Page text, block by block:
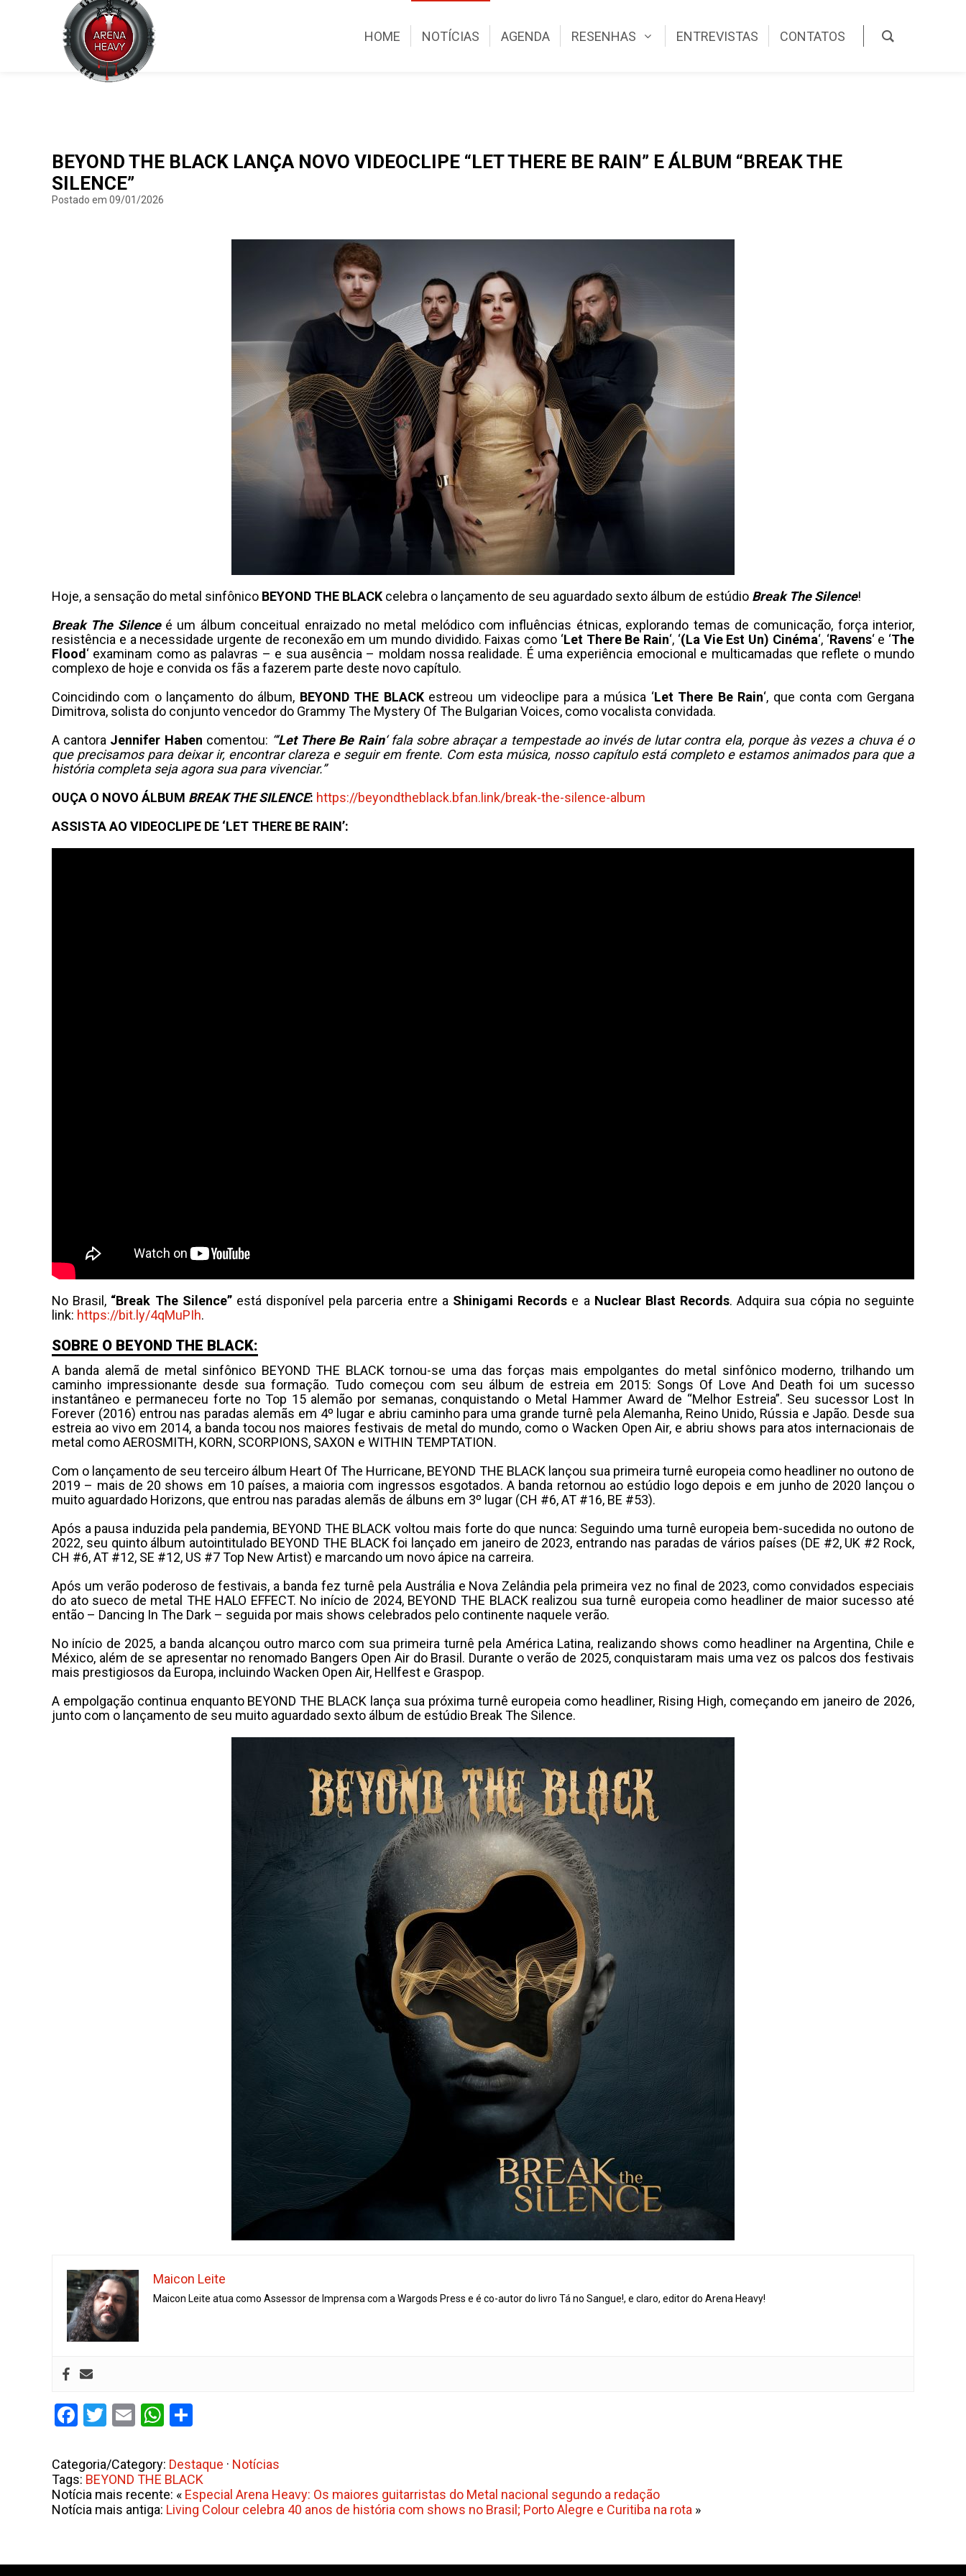
HOME NOTÍCIAS AGENDA RESENHAS ENTREVISTAS CONTATOS
BEYOND THE BLACK LANÇA NOVO VIDEOCLIPE “LET THERE BE RAIN” E ÁLBUM “BREAK THE
SILENCE”
Postado em 09/01/2026
Hoje, a sensação do metal sinfônico BEYOND THE BLACK celebra o lançamento de seu aguardado sexto álbum de estúdio Break The Silence!
Break The Silenceé um álbum conceitual enraizado no metal melódico com influências étnicas, explorando temas de comunicação, força interior,
resistência e a necessidade urgente de reconexão em um mundo dividido. Faixas como ‘Let There Be Rain‘, ‘(La Vie Est Un) Cinéma‘, ‘Ravens‘ e ‘The
Flood ‘ examinam como as palavras – e sua ausência – moldam nossa realidade. É uma experiência emocional e multicamadas que reflete o mundo
complexo de hoje e convida os fãs a fazerem parte deste novo capítulo.
Coincidindo com o lançamento do álbum, BEYOND THE BLACKestreou um videoclipe para a música ‘Let There Be Rain‘, que conta com Gergana
Dimitrova, solista do conjunto vencedor do Grammy The Mystery Of The Bulgarian Voices, como vocalista convidada.
A cantora Jennifer Haben comentou: “‘Let There Be Rain‘ fala sobre abraçar a tempestade ao invés de lutar contra ela, porque às vezes a chuva é o
que precisamos para deixar ir, encontrar clareza e seguir em frente. Com esta música, nosso capítulo está completo e estamos animados para que a
história completa seja agora sua para vivenciar.”
OUÇA O NOVO ÁLBUM BREAK THE SILENCE: https://beyondtheblack.bfan. link/break-the-silence-album
ASSISTA AO VIDEOCLIPE DE ‘LET THERE BE RAIN’:
No Brasil, “Break The Silence” está disponível pela parceria entre a Shinigami Records e a Nuclear Blast Records. Adquira sua cópia no seguinte
link: https://bit.ly/4qMuPIh.
SOBRE O BEYOND THE BLACK:
A banda alemã de metal sinfônico BEYOND THE BLACK tornou-se uma das forças mais empolgantes do metal sinfônico moderno, trilhando um
caminho impressionante desde sua formação. Tudo começou com seu álbum de estreia em 2015: Songs Of Love And Death foi um sucesso
instantâneo e permaneceu forte no Top 15 alemão por semanas, conquistando o Metal Hammer Award de “Melhor Estreia”. Seu sucessor Lost In
Forever (2016) entrou nas paradas alemãs em 4º lugar e abriu caminho para uma grande turnê pela Alemanha, Reino Unido, Rússia e Japão. Desde sua
estreia ao vivo em 2014, a banda tocou nos maiores festivais de metal do mundo, como o Wacken Open Air, e abriu shows para atos internacionais de
metal como AEROSMITH, KORN, SCORPIONS, SAXON e WITHIN TEMPTATION.
Com o lançamento de seu terceiro álbum Heart Of The Hurricane, BEYOND THE BLACK lançou sua primeira turnê europeia como headliner no outono de
2019 – mais de 20 shows em 10 países, a maioria com ingressos esgotados. A banda retornou ao estúdio logo depois e em junho de 2020 lançou o
muito aguardado Horizons, que entrou nas paradas alemãs de álbuns em 3º lugar (CH #6, AT #16, BE #53).
Após a pausa induzida pela pandemia, BEYOND THE BLACK voltou mais forte do que nunca: Seguindo uma turnê europeia bem-sucedida no outono de
2022, seu quinto álbum autointitulado BEYOND THE BLACK foi lançado em janeiro de 2023, entrando nas paradas de vários países (DE #2, UK #2 Rock,
CH #6, AT #12, SE #12, US #7 Top New Artist) e marcando um novo ápice na carreira.
Após um verão poderoso de festivais, a banda fez turnê pela Austrália e Nova Zelândia pela primeira vez no final de 2023, como convidados especiais
do ato sueco de metal THE HALO EFFECT. No início de 2024, BEYOND THE BLACK realizou sua turnê europeia como headliner de maior sucesso até
então – Dancing In The Dark – seguida por mais shows celebrados pelo continente naquele verão.
No início de 2025, a banda alcançou outro marco com sua primeira turnê pela América Latina, realizando shows como headliner na Argentina, Chile e
México, além de se apresentar no renomado Bangers Open Air do Brasil. Durante o verão de 2025, conquistaram mais uma vez os palcos dos festivais
mais prestigiosos da Europa, incluindo Wacken Open Air, Hellfest e Graspop.
A empolgação continua enquanto BEYOND THE BLACK lança sua próxima turnê europeia como headliner, Rising High, começando em janeiro de 2026,
junto com o lançamento de seu muito aguardado sexto álbum de estúdio Break The Silence.
Maicon Leite
Maicon Leite atua como Assessor de Imprensa com a Wargods Press e é co-autor do livro Tá no Sangue!, e claro, editor do Arena Heavy!
Facebook
Twitter
EmailWhatsApp
Categoria/Category: Destaque · Notícias
Tags: BEYOND THE BLACK
Notícia mais recente: « Especial Arena Heavy: Os maiores guitarristas do Metal nacional segundo a redação
Notícia mais antiga: Living Colour celebra 40 anos de história com shows no Brasil; Porto Alegre e Curitiba na rota »